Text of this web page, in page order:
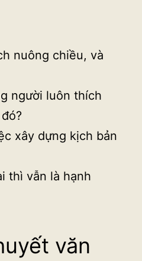
nuông chiều, và
người luôn thích
xây dựng kịch bản
thì vẫn là hạnh
văn